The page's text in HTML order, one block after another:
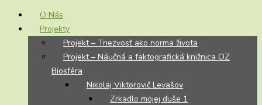
O Nás
Projekty
Projekt – Triezvosť ako norma života
Projekt – Náučná a faktografická knižnica OZ
Biosféra
Nikolaj Viktorovič Levašov
Zrkadlo mojej duše 1